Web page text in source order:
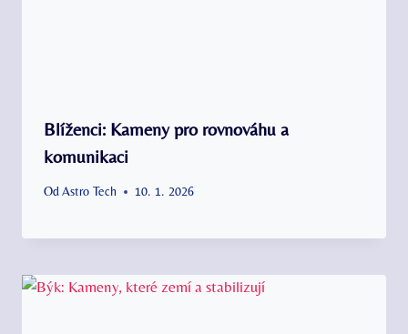
Blíženci: Kameny pro rovnováhu a
komunikaci
OdAstro Tech 10. 1. 2026